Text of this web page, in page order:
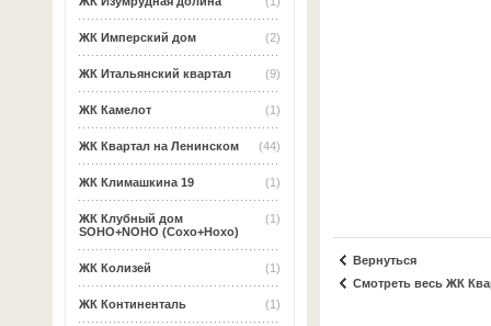
(2)
ЖК Имперский дом
(9)
ЖК Итальянский квартал
(1)
ЖК Камелот
(44)
ЖК Квартал на Ленинском
(1)
ЖК Климашкина 19
(1)
ЖК Клубный дом
SOHO+NOHO (Сохо+Нохо)
(1)
ЖК Колизей
(1)
ЖК Континенталь
Вернуться
Смотреть весь ЖК